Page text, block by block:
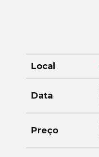
Local
Data
Preço